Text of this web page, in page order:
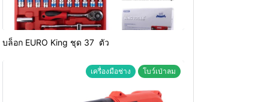
บล็อก EURO King ชุด 37 ตัว
เครื่องมือช่าง โบว์เป่าลม